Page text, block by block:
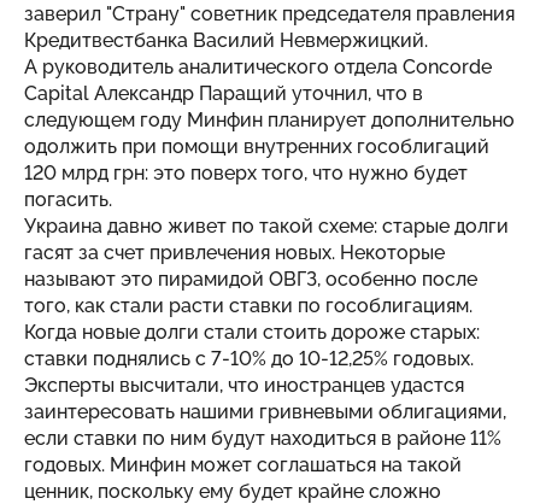
заверил "Страну" советник председателя правления
Кредитвестбанка Василий Невмержицкий.
А руководитель аналитического отдела Concorde
Capital Александр Паращий уточнил, что в
следующем году Минфин планирует дополнительно
одолжить при помощи внутренних гособлигаций
120 млрд грн: это поверх того, что нужно будет
погасить.
Украина давно живет по такой схеме: старые долги
гасят за счет привлечения новых. Некоторые
называют это пирамидой ОВГЗ, особенно после
того, как стали расти ставки по гособлигациям.
Когда новые долги стали стоить дороже старых:
ставки поднялись с 7-10% до 10-12,25% годовых.
Эксперты высчитали, что иностранцев удастся
заинтересовать нашими гривневыми облигациями,
если ставки по ним будут находиться в районе 11%
годовых. Минфин может соглашаться на такой
ценник, поскольку ему будет крайне сложно